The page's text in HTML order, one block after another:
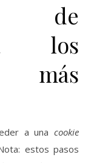
de
los
más
a una cookie
estos pasos